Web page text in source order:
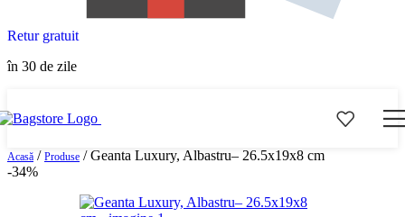
Retur gratuit
în 30 de zile
Acasă / Produse /Geanta Luxury, Albastru– 26.5x19x8 cm
-34%